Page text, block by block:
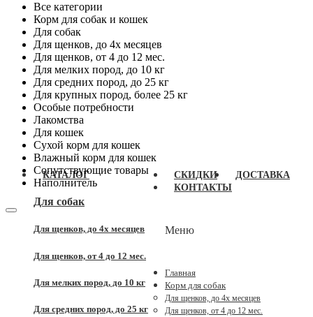
Все категории
Корм для собак и кошек
Для собак
Для щенков, до 4x месяцев
Для щенков, от 4 до 12 мес.
Для мелких пород, до 10 кг
Для средних пород, до 25 кг
Для крупных пород, более 25 кг
Особые потребности
Лакомства
Для кошек
Сухой корм для кошек
Влажный корм для кошек
Сопутствующие товары
Наполнитель
КАТАЛОГ
Для собак
Для щенков, до 4x месяцев
Для щенков, от 4 до 12 мес.
Для мелких пород, до 10 кг
Для средних пород, до 25 кг
СКИДКИ
ДОСТАВКА
КОНТАКТЫ
Меню
Главная
Корм для собак
Для щенков, до 4x месяцев
Для щенков, от 4 до 12 мес.